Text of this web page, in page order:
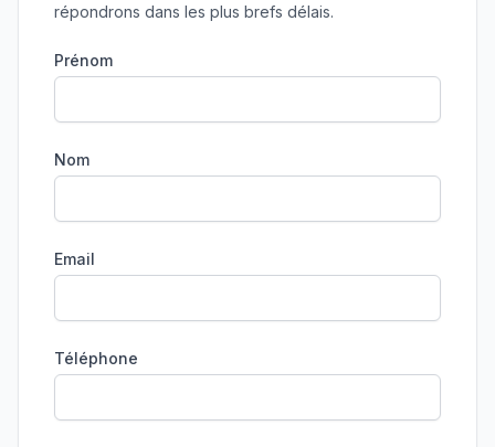
répondrons dans les plus brefs délais.
Prénom
Nom
Email
Téléphone